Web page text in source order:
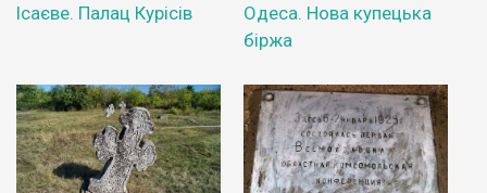
Ісаєве. Палац Курісів
Одеса. Нова купецька
біржа